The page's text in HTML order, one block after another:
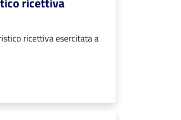
ricettiva esercitata a